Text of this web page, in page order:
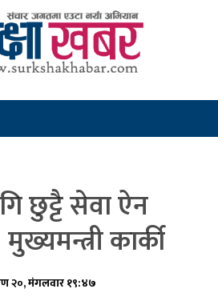
छुट्टै सेवा ऐन
कार्की
२०, मंगलवार १९:४७